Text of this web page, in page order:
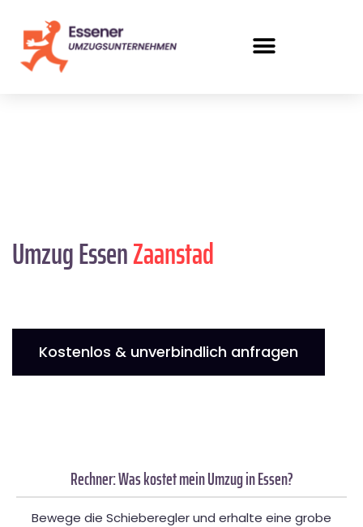
Umzug EssenZaanstad
Kostenlos & unverbindlich anfragen
Rechner: Was kostet mein Umzug in Essen?
Bewege die Schieberegler und erhalte eine grobe